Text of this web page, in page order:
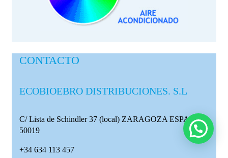
CONTACTO
ECOBIOEBRO DISTRIBUCIONES. S.L
C/ Lista de Schindler 37 (local) ZARAGOZA ESPAÑA
50019
+34 634 113 457